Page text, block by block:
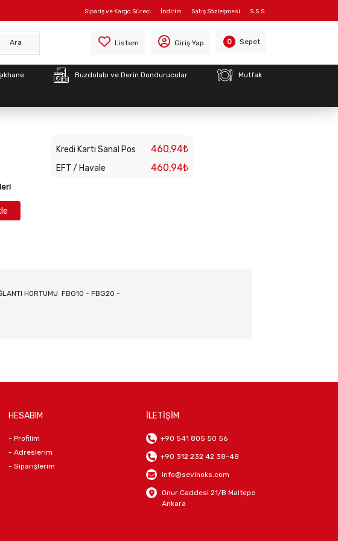
S.S.S
Satış Sözleşmesi
İndirim
Sipariş ve Kargo Süreci
Ara Listem Giriş Yap 0 Sepet
Buzdolabı ve Derin Dondurucular Mutfak
Fırın Boyler Boşlatma
Kredi Kartı Sanal Pos 460,94₺
EFT / Havale 460,94₺
HORTUMU FBG10 - FBG20 -
HESABIM
- Profilim
- Adreslerim
- Siparişlerim
İLETİŞİM
+90 541 805 50 56
+90 312 232 42 38-48
info@sevinoks.com
Onur Caddesi 21/B Maltepe
Ankara